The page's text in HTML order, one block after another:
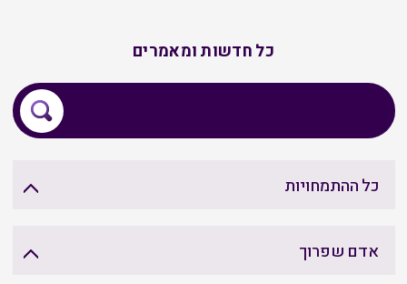
כל חדשות ומאמרים
כל ההתמחויות
אדם שפרוך